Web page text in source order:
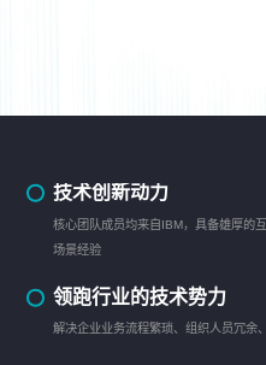
技术创新动力
核心团队成员均来自IBM，具备雄厚的
场景经验
领跑行业的技术势力
解决企业业务流程繁琐、组织人员冗余